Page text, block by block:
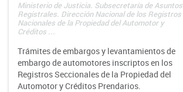
Ministerio de Justicia. Subsecretaría de Asuntos
Registrales. Dirección Nacional de los Registros
Nacionales de la Propiedad del Automotor y
Créditos ...
Trámites de embargos y levantamientos de
embargo de automotores inscriptos en los
Registros Seccionales de la Propiedad del
Automotor y Créditos Prendarios.